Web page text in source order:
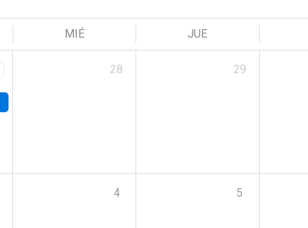
MIÉ JUE
28 29
4 5